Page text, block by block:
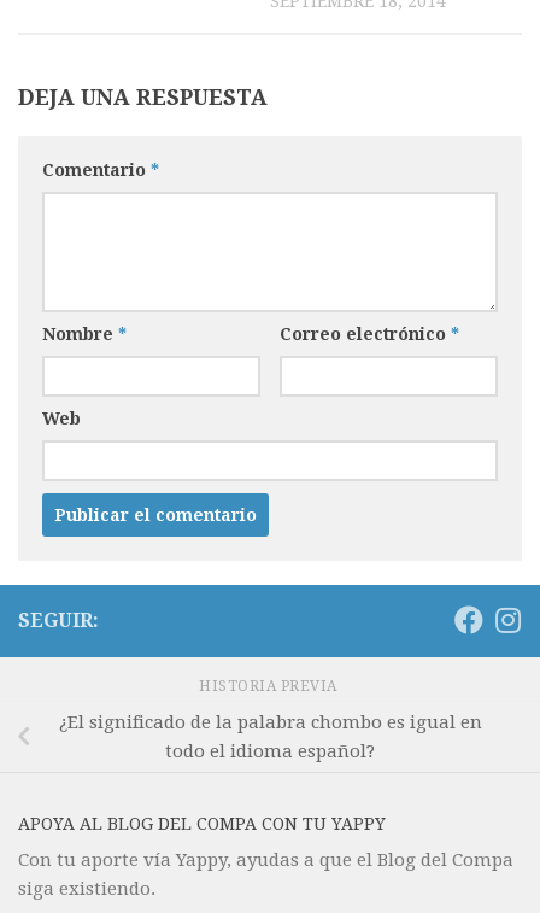
DEJA UNA RESPUESTA
Comentario *
Nombre * Correo electrónico *
Web
SEGUIR:
HISTORIA PREVIA
¿El significado de la palabra chombo es igual en
todo el idioma español?
APOYA AL BLOG DEL COMPA CON TU YAPPY
Con tu aporte vía Yappy, ayudas a que el Blog del Compa
siga existiendo.